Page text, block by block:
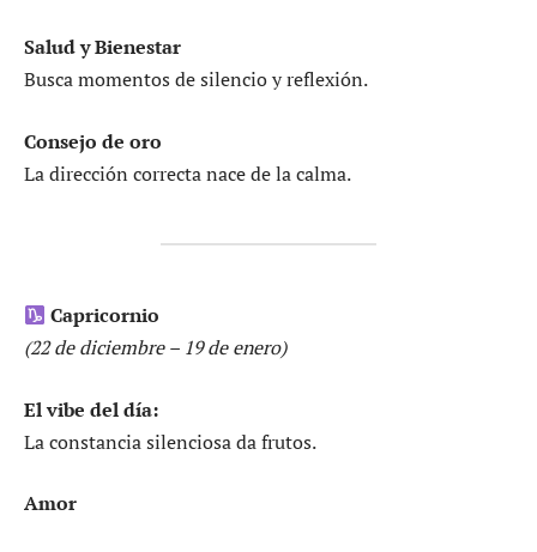
Salud y Bienestar
Busca momentos de silencio y reflexión.
Consejo de oro
La dirección correcta nace de la calma.
Capricornio
(22 de diciembre – 19 de enero)
El vibe del día:
La constancia silenciosa da frutos.
Amor